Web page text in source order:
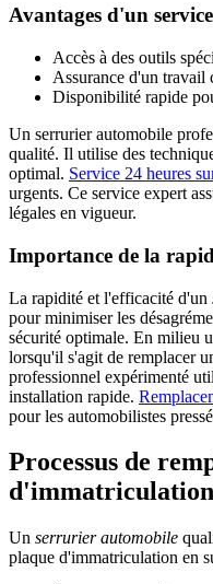
Avantages d'un
Accès à des outils
Assurance d'un travail
Disponibilité rapide
Un serrurier automobile
qualité. Il utilise des
optimal. Service 24 heures
urgents. Ce service expert
légales en vigueur.
Importance de la
La rapidité et l'efficacité d'un
pour minimiser les
sécurité optimale. En milieu
lorsqu'il s'agit de remplacer
professionnel expérimenté
installation rapide.
pour les automobilistes
Processus de
d'immatriculation
Un serrurier automobile
plaque d'immatriculation en